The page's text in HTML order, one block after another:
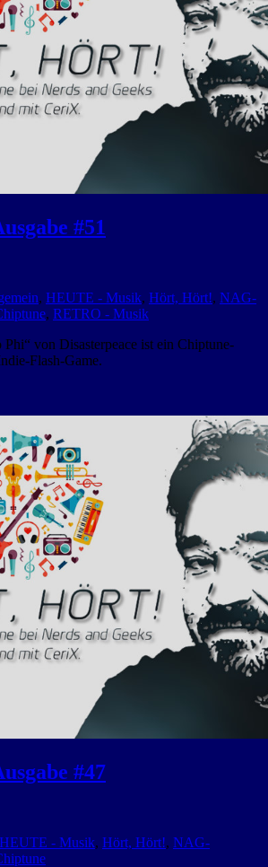
#51
, HEUTE - Musik, Hört, Hört!, NAG-
, RETRO - Musik
von Disasterpeace ist ein Chiptune-
Flash-Game.
#47
HEUTE - Musik, Hört, Hört!, NAG-